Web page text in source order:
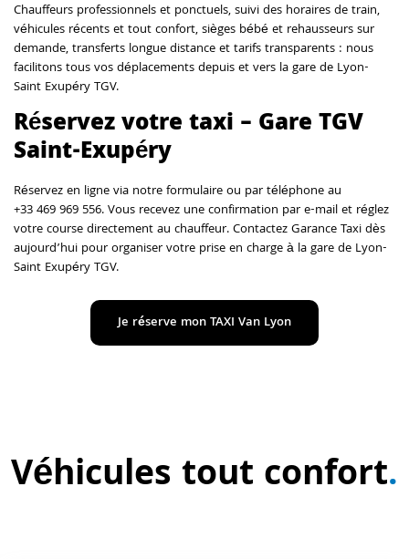
Chauffeurs professionnels et ponctuels, suivi des horaires de train,
véhicules récents et tout confort, sièges bébé et rehausseurs sur
demande, transferts longue distance et tarifs transparents : nous
facilitons tous vos déplacements depuis et vers la gare de Lyon-
Saint Exupéry TGV.
Réservez votre taxi – Gare TGV
Saint-Exupéry
Réservez en ligne via notre formulaire ou par téléphone au
+33 469 969 556. Vous recevez une confirmation par e-mail et réglez
votre course directement au chauffeur. Contactez Garance Taxi dès
aujourd’hui pour organiser votre prise en charge à la gare de Lyon-
Saint Exupéry TGV.
Je réserve mon TAXI Van Lyon
Véhicules tout confort.